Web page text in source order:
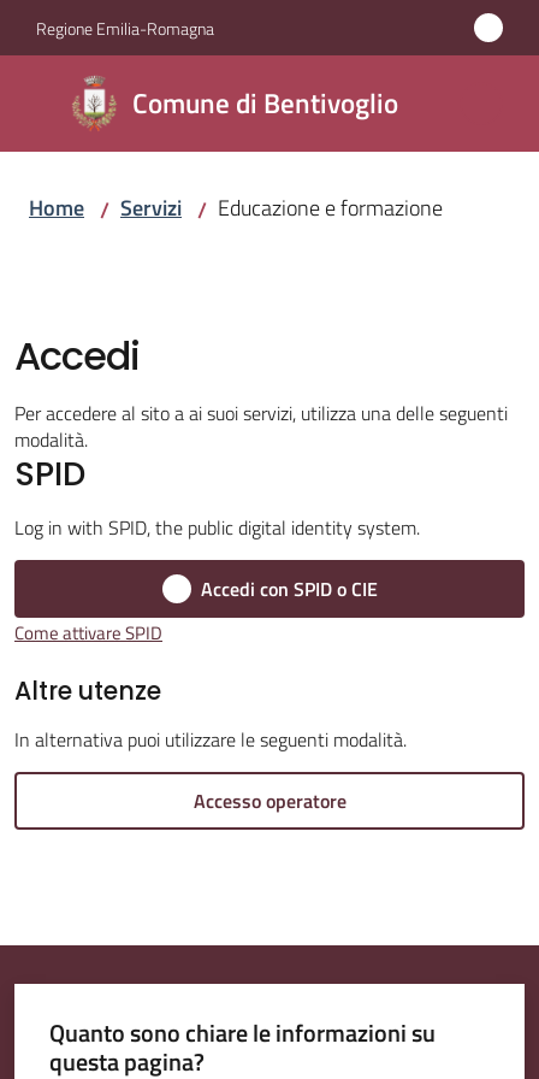
Vai al contenuto
Vai alla navigazione
Vai al footer
Regione Emilia-Romagna
Comune di Bentivoglio
Comune di
Bentivoglio
Amministrazione
Servizi
Vivere
Bentivoglio
Amministrazione
Trasparente
t
o
Home / Servizi / Educazione e formazione
Accedi
Per accedere al sito a ai suoi servizi, utilizza una delle seguenti
modalità.
SPID
Log in with SPID, the public digital identity system.
Accedi con SPID o CIE
Come attivare SPID
Altre utenze
In alternativa puoi utilizzare le seguenti modalità.
Accesso operatore
Quanto sono chiare le informazioni su
questa pagina?